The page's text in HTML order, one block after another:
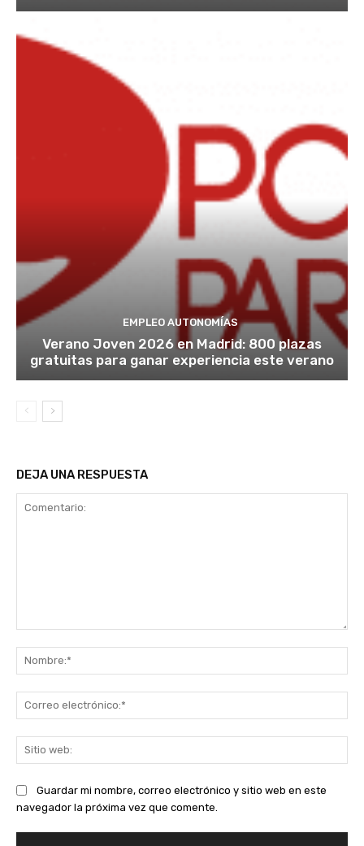
EMPLEO AUTONOMÍAS
Verano Joven 2026 en Madrid: 800 plazas
gratuitas para ganar experiencia este verano
DEJA UNA RESPUESTA
Guardar mi nombre, correo electrónico y sitio web en este
navegador la próxima vez que comente.